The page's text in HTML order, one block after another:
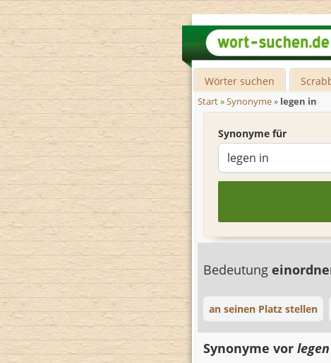
Wörter suchen
Start»Synonyme» legen in
Synonyme für
Bedeutung
an seinen Platz stellen
Synonyme vor